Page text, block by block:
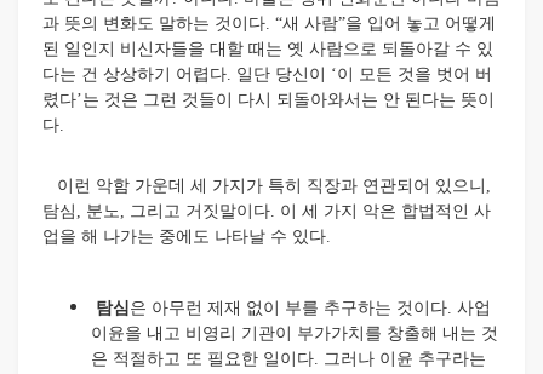
과 뜻의 변화도 말하는 것이다. “새 사람”을 입어 놓고 어떻게
된 일인지 비신자들을 대할 때는 옛 사람으로 되돌아갈 수 있
다는 건 상상하기 어렵다. 일단 당신이 ‘이 모든 것을 벗어 버
렸다’는 것은 그런 것들이 다시 되돌아와서는 안 된다는 뜻이
다.
이런 악함 가운데 세 가지가 특히 직장과 연관되어 있으니,
탐심, 분노, 그리고 거짓말이다. 이 세 가지 악은 합법적인 사
업을 해 나가는 중에도 나타날 수 있다.
탐심 은 아무런 제재 없이 부를 추구하는 것이다. 사업
이윤을 내고 비영리 기관이 부가가치를 창출해 내는 것
은 적절하고 또 필요한 일이다. 그러나 이윤 추구라는